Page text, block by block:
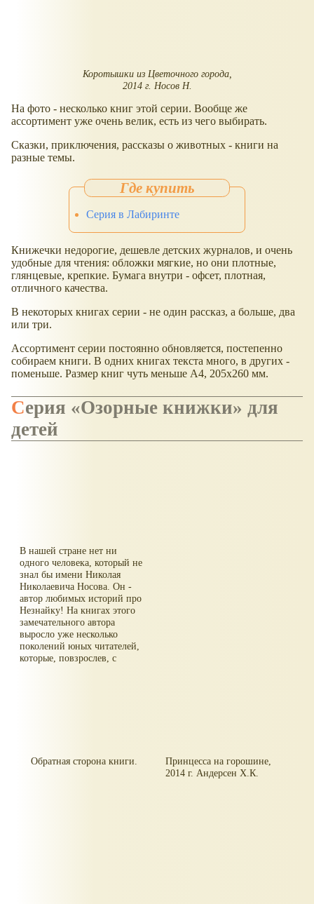
Коротышки из Цветочного города,
2014 г. Носов Н.
На фото - несколько книг этой серии. Вообще же
ассортимент уже очень велик, есть из чего выбирать.
Сказки, приключения, рассказы о животных - книги на
разные темы.
Серия в Лабиринте
Книжечки недорогие, дешевле детских журналов, и очень
удобные для чтения: обложки мягкие, но они плотные,
глянцевые, крепкие. Бумага внутри - офсет, плотная,
отличного качества.
В некоторых книгах серии - не один рассказ, а больше, два
или три.
Ассортимент серии постоянно обновляется, постепенно
собираем книги. В одних книгах текста много, в других -
поменьше. Размер книг чуть меньше А4, 205х260 мм.
Серия Озорные книжки
для
детей
В нашей стране нет ни
одного человека, который не
знал бы имени Николая
Николаевича Носова. Он -
автор любимых историй про
Незнайку! На книгах этого
замечательного автора
выросло уже несколько
поколений юных читателей,
которые, повзрослев, с
Обратная сторона книги.
Принцесса на горошине,
2014 г. Андерсен Х.К.